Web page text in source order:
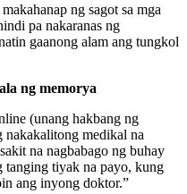
ng sagot sa mga
pa nakaranas ng
gaanong alam ang tungkol
ng memorya
(unang hakbang ng
nakakalitong medikal na
na nagbabago ng buhay
tanging tiyak na payo, kung
ang inyong doktor.”